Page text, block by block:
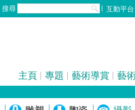
搜尋 互動平台
主頁 專題 藝術導賞 藝